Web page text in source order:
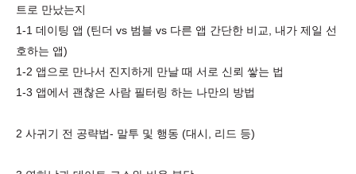
트로 만났는지
1-1 데이팅 앱 (틴더 vs 범블 vs 다른 앱 간단한 비교, 내가 제일 선
호하는 앱)
1-2 앱으로 만나서 진지하게 만날 때 서로 신뢰 쌓는 법
1-3 앱에서 괜찮은 사람 필터링 하는 나만의 방법
2 사귀기 전 공략법- 말투 및 행동 (대시, 리드 등)